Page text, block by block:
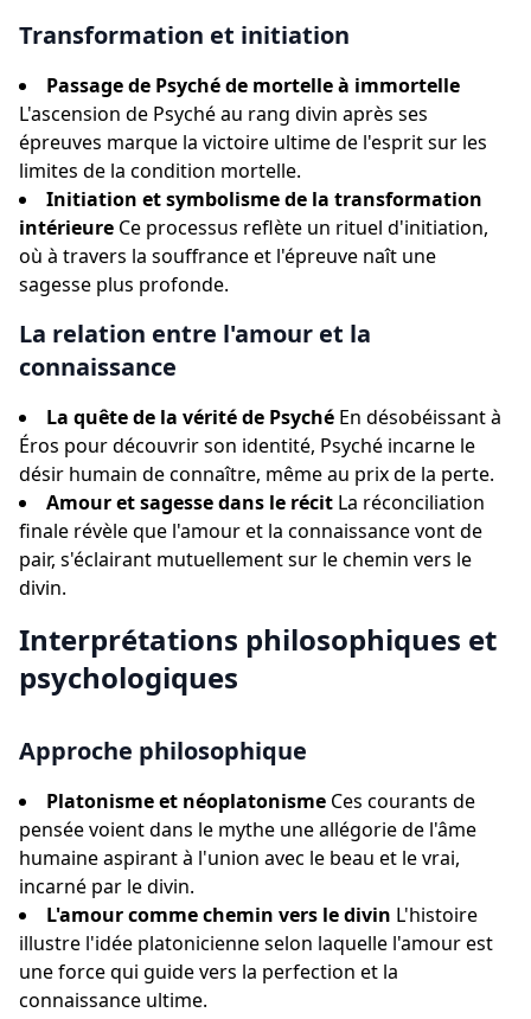
Transformation et initiation
Passage de Psyché de mortelle à immortelle
L'ascension de Psyché au rang divin après ses
épreuves marque la victoire ultime de l'esprit sur les
limites de la condition mortelle.
Initiation et symbolisme de la transformation
intérieure Ce processus reflète un rituel d'initiation,
où à travers la souffrance et l'épreuve naît une
sagesse plus profonde.
La relation entre l'amour et la
connaissance
La quête de la vérité de Psyché En désobéissant à
Éros pour découvrir son identité, Psyché incarne le
désir humain de connaître, même au prix de la perte.
Amour et sagesse dans le récit La réconciliation
finale révèle que l'amour et la connaissance vont de
pair, s'éclairant mutuellement sur le chemin vers le
divin.
Interprétations philosophiques et
psychologiques
Approche philosophique
Platonisme et néoplatonisme Ces courants de
pensée voient dans le mythe une allégorie de l'âme
humaine aspirant à l'union avec le beau et le vrai,
incarné par le divin.
L'amour comme chemin vers le divin L'histoire
illustre l'idée platonicienne selon laquelle l'amour est
une force qui guide vers la perfection et la
connaissance ultime.